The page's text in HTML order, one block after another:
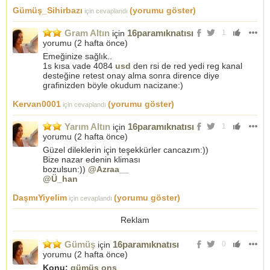
Gümüş_Sihirbazı için cevaplandı (yorumu göster)
1
Gram Altın için 16paramıknatısı
yorumu (2 hafta önce)
Emeğinize sağlık..
1s kısa vade 4084 usd den rsi de red yedi reg kanal
desteğine retest onay alma sonra dirence diye
grafinizden böyle okudum nacizane:)
Kervan0001 için cevaplandı (yorumu göster)
1
Yarım Altın için 16paramıknatısı
yorumu (2 hafta önce)
Güzel dileklerin için teşekkürler cancazım:))
Bize nazar edenin kliması
bozulsun:)) @Azraa__
@Ü_han
DaşmıYiyelim için cevaplandı (yorumu göster)
Reklam
0
Gümüş için 16paramıknatısı
yorumu (2 hafta önce)
Konu: gümüş ons